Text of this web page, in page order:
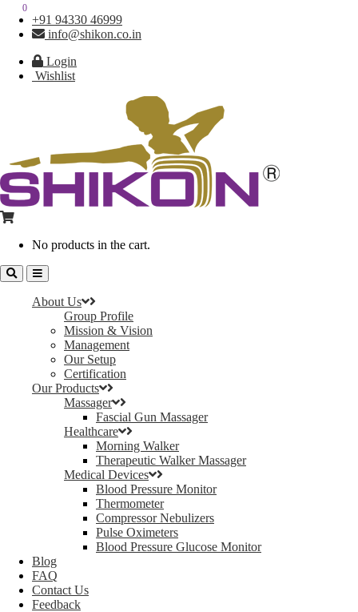
+91 94330 46999
info@shikon.co.in
Login
Wishlist
0
No products in the cart.
About Us
Group Profile
Mission & Vision
Management
Our Setup
Certification
Our Products
Massager
Fascial Gun Massager
Healthcare
Morning Walker
Therapeutic Walker Massager
Medical Devices
Blood Pressure Monitor
Thermometer
Compressor Nebulizers
Pulse Oximeters
Blood Pressure Glucose Monitor
Blog
FAQ
Contact Us
Feedback
0